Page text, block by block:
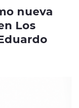
nueva
Los